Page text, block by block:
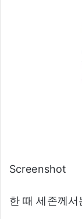
Screenshot
한 때 세존께